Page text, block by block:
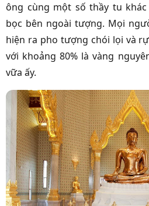
ông cùng một số thầy tu
bọc bên ngoài tượng. Mọi
hiện ra pho tượng chói lọi và
với khoảng 80% là vàng
vữa ấy.